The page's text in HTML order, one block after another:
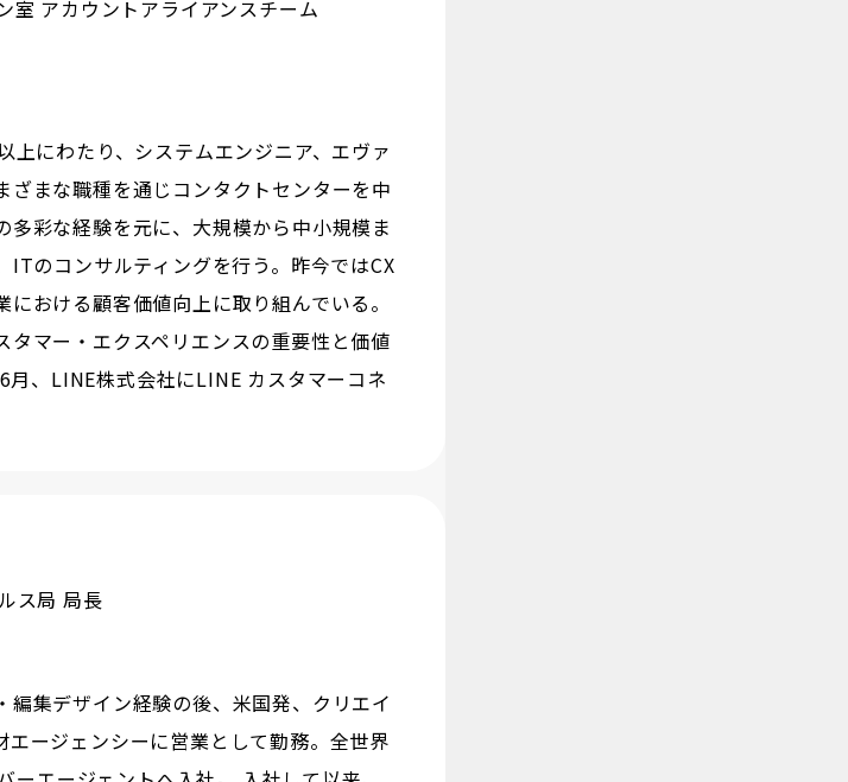
アカウントアライアンスチーム
にわたり、システムエンジニア、エヴァ
まな職種を通じコンタクトセンターを中
彩な経験を元に、大規模から中小規模ま
のコンサルティングを行う。昨今ではCX
おける顧客価値向上に取り組んでいる。
マー・エクスペリエンスの重要性と価値
、LINE株式会社にLINE カスタマーコネ
ス局 局長
集デザイン経験の後、米国発、クリエイ
ージェンシーに営業として勤務。全世界